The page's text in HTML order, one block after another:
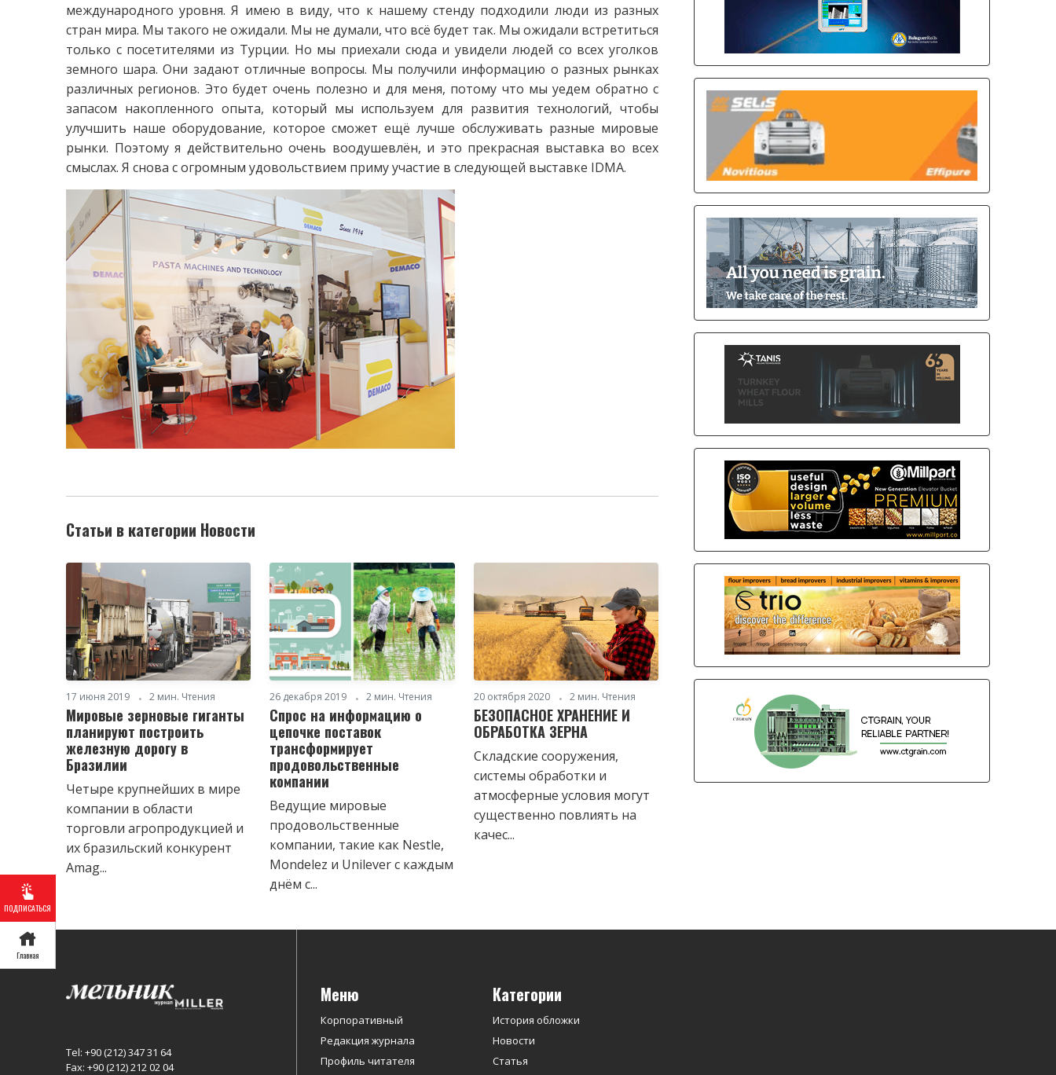
ПОДПИСАТЬСЯ
Главная
международного уровня. Я имею в виду, что к нашему стенду подходили люди из разных
стран мира. Мы такого не ожидали. Мы не думали, что всё будет так. Мы ожидали встретиться
только с посетителями из Турции. Но мы приехали сюда и увидели людей со всех уголков
земного шара. Они задают отличные вопросы. Мы получили информацию о разных рынках
различных регионов. Это будет очень полезно и для меня, потому что мы уедем обратно с
запасом накопленного опыта, который мы используем для развития технологий, чтобы
улучшить наше оборудование, которое сможет ещё лучше обслуживать разные мировые
рынки. Поэтому я действительно очень воодушевлён, и это прекрасная выставка во всех
смыслах. Я снова с огромным удовольствием приму участие в следующей выставке IDMA.
Статьи в категории Новости
17 июня 2019 2 мин. Чтения
Мировые зерновые гиганты
планируют построить
железную дорогу в
Бразилии
Четыре крупнейших в мире
компании в области
торговли агропродукцией и
их бразильский конкурент
Amag...
26 декабря 2019 2 мин. Чтения
Спрос на информацию о
цепочке поставок
трансформирует
продовольственные
компании
Ведущие мировые
продовольственные
компании, такие как Nestle,
Mondelez и Unilever с каждым
днём с...
20 октября 2020 2 мин. Чтения
БЕЗОПАСНОЕ ХРАНЕНИЕ И
ОБРАБОТКА ЗЕРНА
Складские сооружения,
системы обработки и
атмосферные условия могут
существенно повлиять на
качес...
Tel: +90 (212) 347 31 64
Fax: +90 (212) 212 02 04
Меню
Корпоративный
Редакция журнала
Профиль читателя
Категории
История обложки
Новости
Статья